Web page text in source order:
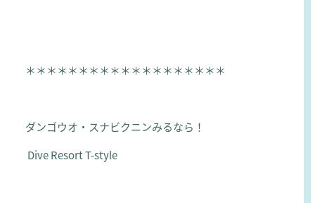
＊＊＊＊＊＊＊＊＊＊＊＊＊＊＊＊＊＊＊
ダンゴウオ・スナビクニンみるなら！
Dive Resort T-style